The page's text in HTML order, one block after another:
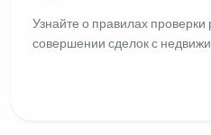
Узнайте о правилах проверки
совершении сделок с